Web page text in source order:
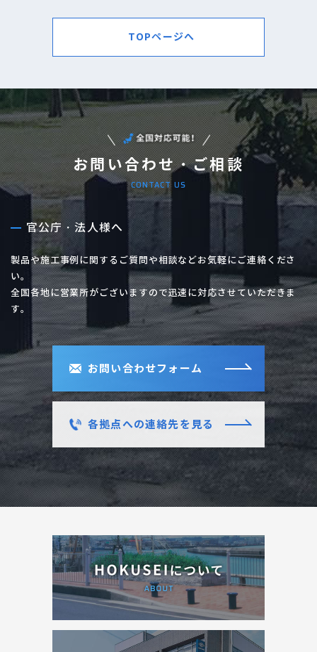
TOPページへ
お問い合わせ・ご相談
CONTACT US
官公庁・法人様へ
製品や施工事例に関するご質問や相談などお気軽にご連絡くださ
い。
全国各地に営業所がございますので迅速に対応させていただきま
す。
お問い合わせフォーム
各拠点への連絡先を見る